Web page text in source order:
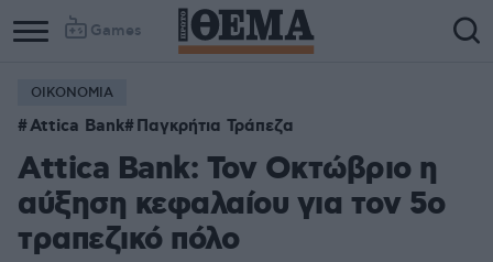
Games
ΟΙΚΟΝΟΜΙΑ
Attica Bank Παγκρήτια Τράπεζα
Attica Bank: Τον Οκτώβριο η
αύξηση κεφαλαίου για τον 5ο
τραπεζικό πόλο